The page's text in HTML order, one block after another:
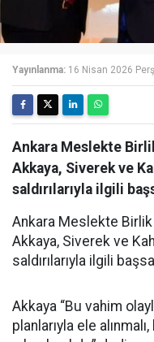
Yayınlanma: 16 Nisan 2026
Ankara Meslekte
Akkaya, Siverek ve
saldırılarıyla ilgili
Ankara Meslekte Birlik
Akkaya, Siverek ve
saldırılarıyla ilgili
Akkaya “Bu vahim
planlarıyla ele